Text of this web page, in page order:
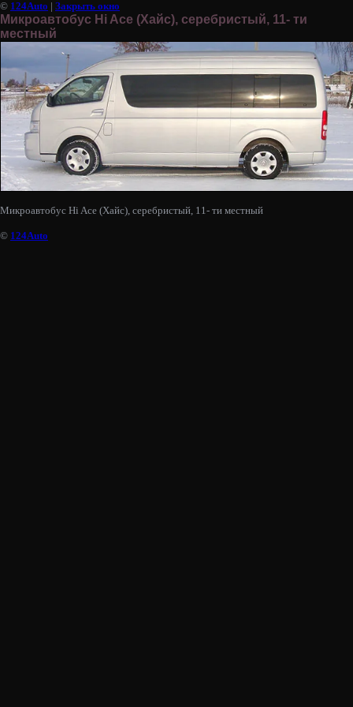
© 124Auto | Закрыть окно
Микроавтобус Hi Ace (Хайс), серебристый, 11- ти
местный
Микроавтобус Hi Ace (Хайс), серебристый, 11- ти местный
© 124Auto